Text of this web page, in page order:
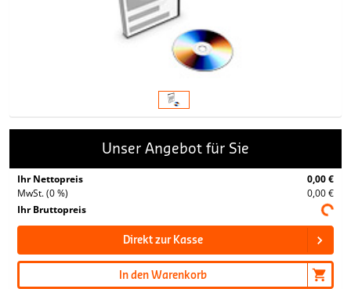
Unser Angebot für Sie
Ihr Nettopreis
0,00 €
MwSt. (0 %)
0,00 €
Ihr Bruttopreis
Direkt zur Kasse
In den Warenkorb